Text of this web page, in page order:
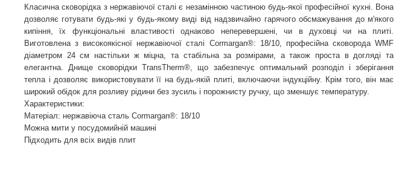
Класична сковорідка з нержавіючої сталі є незамінною частиною будь-якої професійної кухні. Вона
дозволяє готувати будь-які у будь-якому виді від надзвичайно гарячого обсмажування до м'якого
кипіння, їх функціональні властивості однаково неперевершені, чи в духовці чи на плиті.
Виготовлена ​​з високоякісної нержавіючої сталі Cormargan®: 18/10, професійна сковорода WMF
діаметром 24 см настільки ж міцна, та стабільна за розмірами, а також проста в догляді та
елегантна. Днище сковорідки TransTherm®, що забезпечує оптимальний розподіл і зберігання
тепла і дозволяє використовувати її на будь-якій плиті, включаючи індукційну. Крім того, він має
широкий обідок для розливу рідини без зусиль і порожнисту ручку, що зменшує температуру.
Характеристики:
Матеріал: нержавіюча сталь Cormargan®: 18/10
Можна мити у посудомийній машині
Підходить для всіх видів плит